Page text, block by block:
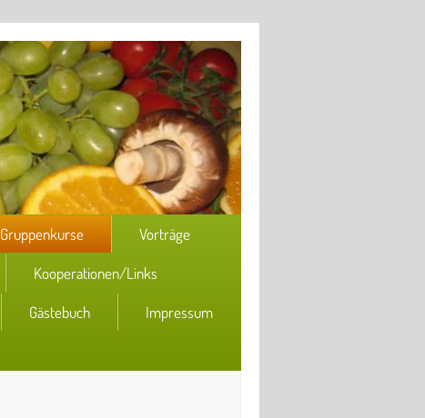
Gruppenkurse Vorträge
Kooperationen/Links
Gästebuch Impressum